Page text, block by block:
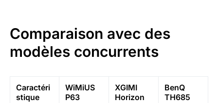
Comparaison avec des
modèles concurrents
Caractéri
stique
WiMiUS
P63
XGIMI
Horizon
BenQ
TH685